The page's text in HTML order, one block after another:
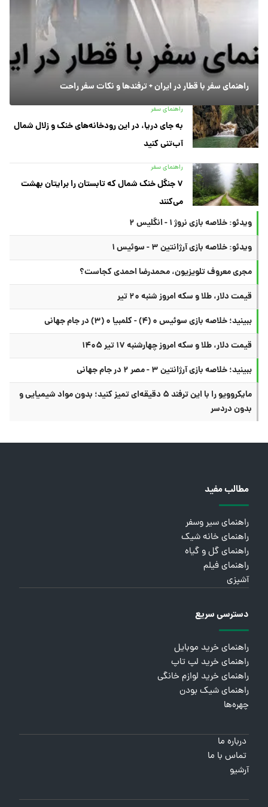
راهنمای سفر با قطار در ایران + ترفندها و نکات سفر راحت
راهنمای سفر
به جای دریا، در این رودخانه‌های خنک و زلال شمال
آب‌تنی کنید
راهنمای سفر
۷ جنگل خنک شمال که تابستان را برایتان بهشت
می‌کنند
ویدئو: خلاصه بازی نروژ ۱ - انگلیس ۲
ویدئو: خلاصه بازی آرژانتین ۳ - سوئیس ۱
مجری معروف تلویزیون، محمدرضا احمدی کجاست؟
قیمت دلار، طلا و سکه امروز شنبه ۲۰ تیر
ببینید؛ خلاصه بازی سوئیس ۰ (۴) - کلمبیا ۰ (۳) در جام جهانی
قیمت دلار، طلا و سکه امروز چهارشنبه ۱۷ تیر ۱۴۰۵
ببینید؛ خلاصه بازی آرژانتین ۳ - مصر ۲ در جام جهانی
مایکروویو را با این ترفند ۵ دقیقه‌ای تمیز کنید؛ بدون مواد شیمیایی و
بدون دردسر
مطالب مفید
راهنمای سیر وسفر
راهنمای خانه شیک
راهنمای گل و گیاه
راهنمای فیلم
آشپزی
دسترسی سریع
راهنمای خرید موبایل
راهنمای خرید لپ تاپ
راهنمای خرید لوازم خانگی
راهنمای شیک بودن
چهره‌ها
درباره ما
تماس با ما
آرشیو